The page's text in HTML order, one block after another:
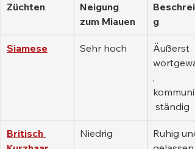
Züchten
Neigung
zum Miauen
g
Siamese Sehr hoch
Äußerst
,
ständig
Britisch
Niedrig
Ruhig und